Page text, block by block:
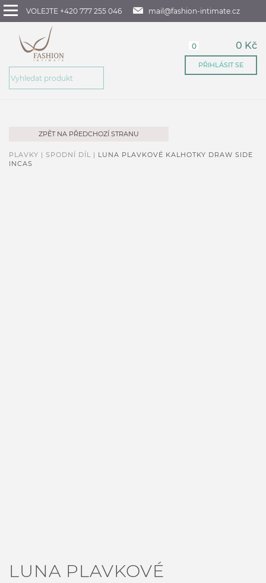
VOLEJTE +420 777 255 046 mail@fashion-intimate.cz
0 0 Kč
PŘIHLÁSIT SE
ZPĚT NA PŘEDCHOZÍ STRANU
PLAVKY | SPODNÍ DÍL | LUNA PLAVKOVÉ KALHOTKY DRAW SIDE
INCAS
LUNA PLAVKOVÉ